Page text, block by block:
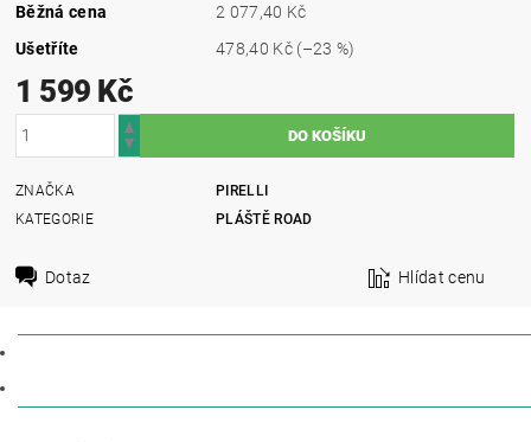
Běžná cena
2 077,40 Kč
Ušetříte
478,40 Kč (–23 %)
1 599 Kč
ZNAČKA
PIRELLI
KATEGORIE
PLÁŠTĚ ROAD
Dotaz Hlídat cenu